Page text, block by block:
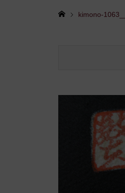
kimono-